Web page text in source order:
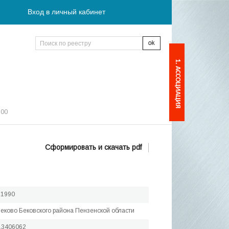
Вход в личный кабинет
Сформировать и скачать pdf
Бековского района Пензенской области
1. АССОЦИАЦИЯ